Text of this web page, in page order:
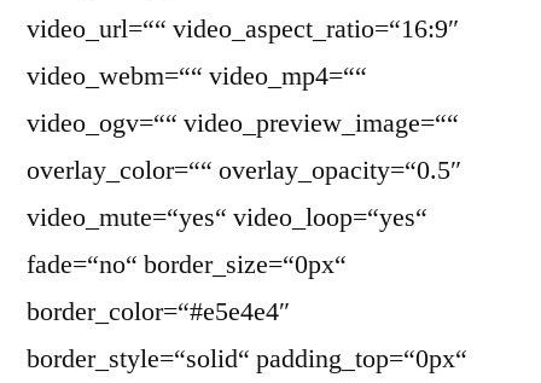
video_url=““ video_aspect_ratio=“16:9″
video_webm=““ video_mp4=““
video_ogv=““ video_preview_image=““
overlay_color=““ overlay_opacity=“0.5″
video_mute=“yes“ video_loop=“yes“
fade=“no“ border_size=“0px“
border_color=“#e5e4e4″
border_style=“solid“ padding_top=“0px“